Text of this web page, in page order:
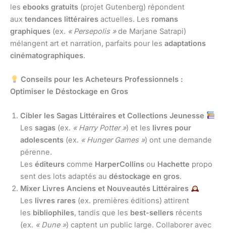
les ebooks gratuits (projet Gutenberg) répondent
aux tendances littéraires actuelles. Les romans
graphiques (ex. « Persepolis »de Marjane Satrapi)
mélangent art et narration, parfaits pour les adaptations
cinématographiques.
Conseils pour les Acheteurs Professionnels :
Optimiser le Déstockage en Gros
Cibler les Sagas Littéraires et Collections Jeunesse
Les sagas (ex. « Harry Potter ») et les livres pour
adolescents (ex. « Hunger Games ») ont une demande
pérenne.
Les éditeurs comme HarperCollins ou Hachette propo
sent des lots adaptés au déstockage en gros.
Mixer Livres Anciens et Nouveautés Littéraires
Les livres rares (ex. premières éditions) attirent
les bibliophiles, tandis que les best-sellers récents
(ex. « Dune ») captent un public large. Collaborer avec